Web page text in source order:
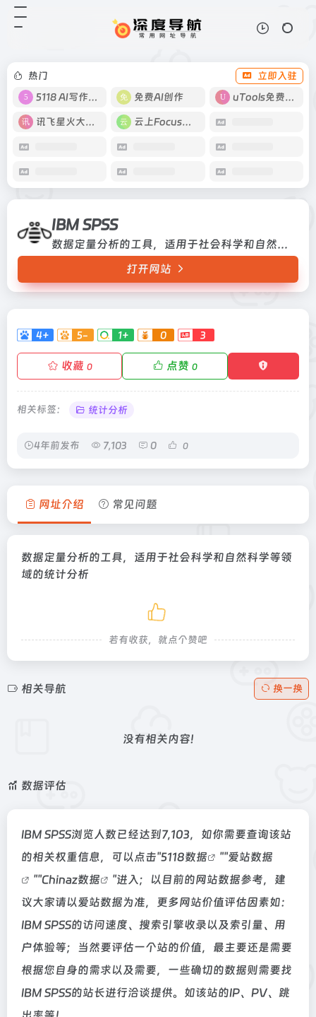
热门
立即入驻
5118 AI写作工具
免费AI创作 uTools免费工具箱
讯飞星火大模型 云上Focus接码
IBM SPSS
数据定量分析的工具，适用于社会科学和自然科学等领域的统计分析
打开网站
4+ 5- 1+ 0 3
收藏 0 点赞 0
相关标签： 统计分析
4年前发布 7,103 0 0
网址介绍 常见问题
数据定量分析的工具，适用于社会科学和自然科学等领
域的统计分析
若有收获，就点个赞吧
相关导航 换一换
没有相关内容!
数据评估
IBM SPSS浏览人数已经达到7,103，如你需要查询该站
的相关权重信息，可以点击"5118数据 ""爱站数据
""Chinaz数据
"进入；以目前的网站数据参考，建
议大家请以爱站数据为准，更多网站价值评估因素如：
IBM SPSS的访问速度、搜索引擎收录以及索引量、用
户体验等；当然要评估一个站的价值，最主要还是需要
根据您自身的需求以及需要，一些确切的数据则需要找
IBM SPSS的站长进行洽谈提供。如该站的IP、PV、跳